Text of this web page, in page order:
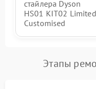
стайлера Dyson
HS01 KIT02 Limited
Customised
Этапы